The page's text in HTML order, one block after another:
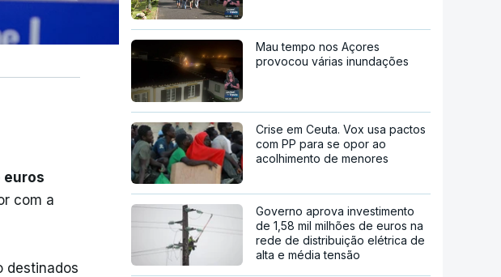
euros
com a
destinados
Mau tempo nos Açores
provocou várias inundações
Crise em Ceuta. Vox usa pactos
com PP para se opor ao
acolhimento de menores
Governo aprova investimento
de 1,58 mil milhões de euros na
rede de distribuição elétrica de
alta e média tensão